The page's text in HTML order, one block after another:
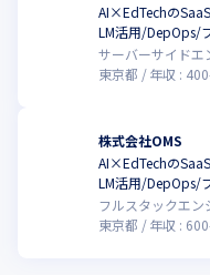
AI×EdTechの
LM活用/DepOps/
サーバーサイドエ
東京都
年収 : 400
株式会社OMS
AI×EdTechの
LM活用/DepOps/
フルスタックエン
東京都
年収 : 600